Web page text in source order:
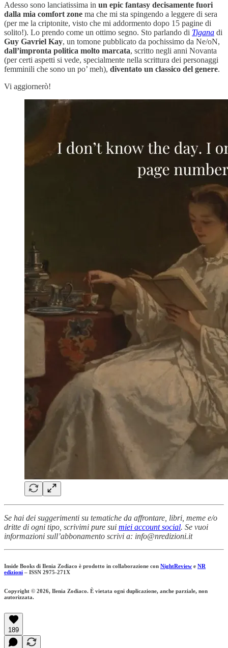
Adesso sono lanciatissima in un epic fantasy decisamente fuori
dalla mia comfort zone ma che mi sta spingendo a leggere di sera
(per me la criptonite, visto che mi addormento dopo 15 pagine di
solito!). Lo prendo come un ottimo segno. Sto parlando di Tigana di
Guy Gavriel Kay, un tomone pubblicato da pochissimo da Ne/oN,
dall’impronta politica molto marcata, scritto negli anni Novanta
(per certi aspetti si vede, specialmente nella scrittura dei personaggi
femminili che sono un po’ meh), diventato un classico del genere.
Vi aggiornerò!
Se hai dei suggerimenti su tematiche da affrontare, libri, meme e/o
dritte di ogni tipo, scrivimi pure sui miei account social. Se vuoi
informazioni sull’abbonamento scrivi a: info@nredizioni.it
Inside Books di Ilenia Zodiaco è prodotto in collaborazione con NightReview e NR
edizioni – ISSN 2975-271X
Copyright © 2026, Ilenia Zodiaco. È vietata ogni duplicazione, anche parziale, non
autorizzata.
189